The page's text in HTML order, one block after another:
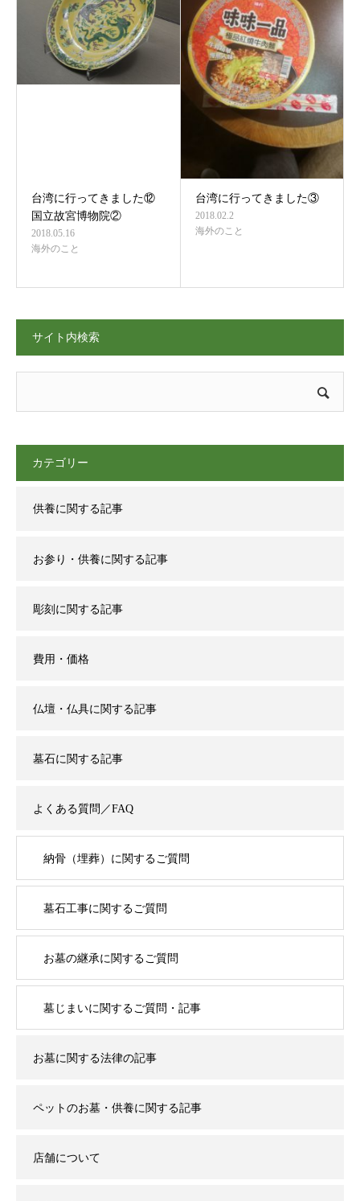
台湾に行ってきました⑫
国立故宮博物院②
2018.05.16
海外のこと
台湾に行ってきました③
2018.02.2
海外のこと
サイト内検索
カテゴリー
供養に関する記事
お参り・供養に関する記事
彫刻に関する記事
費用・価格
仏壇・仏具に関する記事
墓石に関する記事
よくある質問／FAQ
納骨（埋葬）に関するご質問
墓石工事に関するご質問
お墓の継承に関するご質問
墓じまいに関するご質問・記事
お墓に関する法律の記事
ペットのお墓・供養に関する記事
店舗について